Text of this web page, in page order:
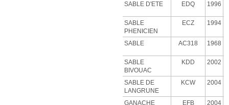
SABLE D'ETE EDQ 1996
SABLE
PHENICIEN
ECZ 1994
SABLE AC318 1968
SABLE
BIVOUAC
KDD 2002
SABLE DE
LANGRUNE
KCW 2004
GANACHE
EFB 2004